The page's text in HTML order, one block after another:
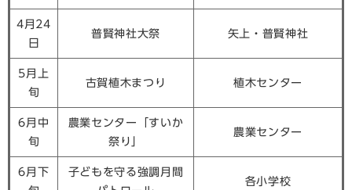
4月24
日
普賢神社大祭 矢上・普賢神社
5月上
旬
古賀植木まつり 植木センター
6月中
旬
農業センター「すいか
祭り」
農業センター
6月下
子どもを守る強調月間
各小学校